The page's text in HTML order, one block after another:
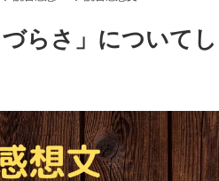
らさ」についてし